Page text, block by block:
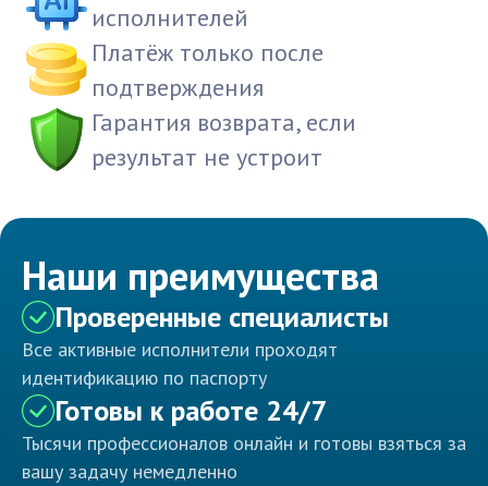
исполнителей
Платёж только после
подтверждения
Гарантия возврата, если
результат не устроит
Наши преимущества
Проверенные специалисты
Все активные исполнители проходят
идентификацию по паспорту
Готовы к работе 24/7
Тысячи профессионалов онлайн и готовы взяться за
вашу задачу немедленно